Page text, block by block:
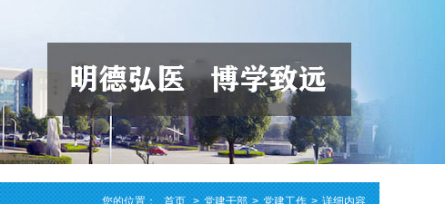
您的位置： 首页 > 党建干部 > 党建工作 > 详细内容